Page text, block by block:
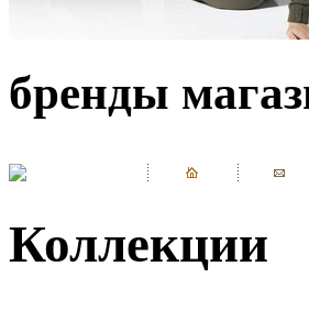
бренды
Коллекции